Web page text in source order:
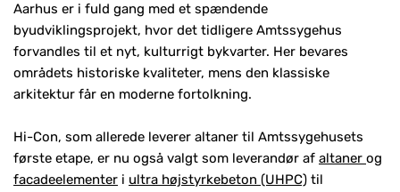
Aarhus er i fuld gang med et spændende
byudviklingsprojekt, hvor det tidligere Amtssygehus
forvandles til et nyt, kulturrigt bykvarter. Her bevares
områdets historiske kvaliteter, mens den klassiske
arkitektur får en moderne fortolkning.
Hi-Con, som allerede leverer altaner til Amtssygehusets
første etape, er nu også valgt som leverandør af altaner og
facadeelementer i ultra højstyrkebeton (UHPC) til